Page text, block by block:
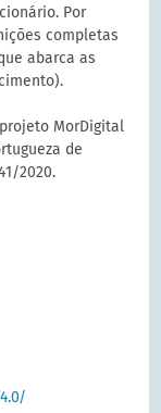
Por
completas
abarca as
MorDigital
de
2020.